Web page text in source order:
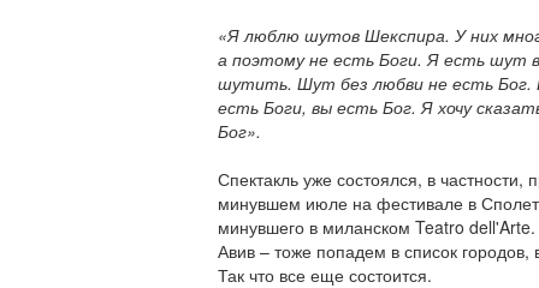
«Я люблю шутов Шекспира. У них
а поэтому не есть Боги. Я есть шут
шутить. Шут без любви не есть
есть Боги, вы есть Бог. Я хочу
Бог».
Спектакль уже состоялся, в частности,
минувшем июле на фестивале в
минувшего в миланском Teatro
Авив – тоже попадем в список
Так что все еще состоится.